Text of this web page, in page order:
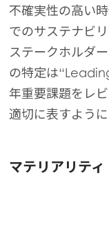
不確実性の高い
でのサステナビ
ステークホルダ
の特定は
年重要課題をレ
適切に表すように
マテリアリテ